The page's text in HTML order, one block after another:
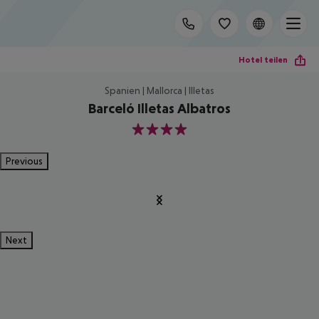
Hotel teilen
Spanien | Mallorca | Illetas
Barceló Illetas Albatros
4
Previous
Next